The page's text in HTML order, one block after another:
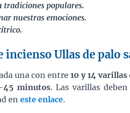
tradiciones populares.
nuestras emociones.
incienso Ullas de palo
una con entre 10 y 14 varillas
45 minutos. Las varillas
en este enlace.